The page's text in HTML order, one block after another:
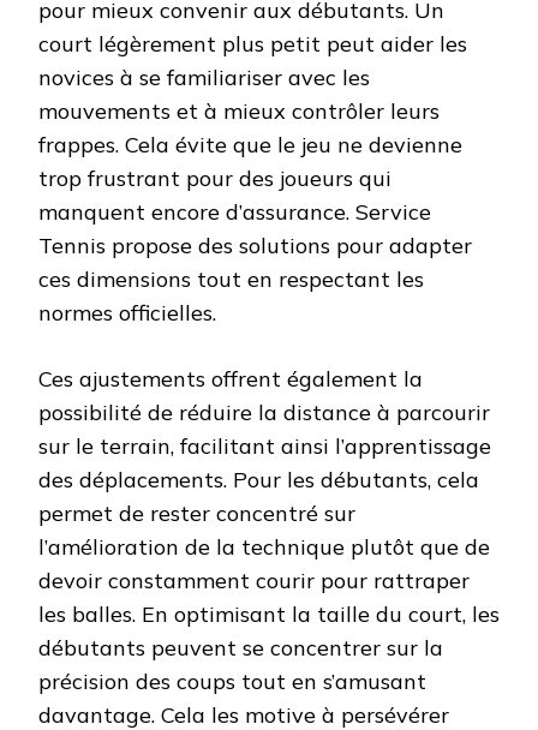
pour mieux convenir aux débutants. Un
court légèrement plus petit peut aider les
novices à se familiariser avec les
mouvements et à mieux contrôler leurs
frappes. Cela évite que le jeu ne devienne
trop frustrant pour des joueurs qui
manquent encore d’assurance. Service
Tennis propose des solutions pour adapter
ces dimensions tout en respectant les
normes officielles.
Ces ajustements offrent également la
possibilité de réduire la distance à parcourir
sur le terrain, facilitant ainsi l’apprentissage
des déplacements. Pour les débutants, cela
permet de rester concentré sur
l’amélioration de la technique plutôt que de
devoir constamment courir pour rattraper
les balles. En optimisant la taille du court, les
débutants peuvent se concentrer sur la
précision des coups tout en s’amusant
davantage. Cela les motive à persévérer